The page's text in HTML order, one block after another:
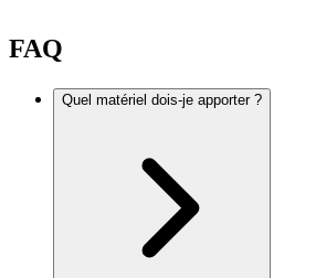
FAQ
Quel matériel dois-je apporter ?